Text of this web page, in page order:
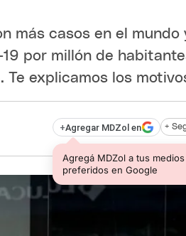
más casos en el mundo
por millón de
Te explicamos los
+Agregar MDZol en
Agregá MDZol a tus medios
preferidos en Google
+